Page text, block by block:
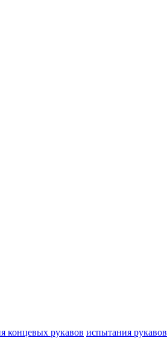
концевых рукавов испытания рукавов